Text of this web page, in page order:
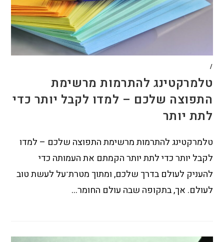
/
טלמרקטינג להתרמות מרשימת
התפוצה שלכם – למדו לקבל יותר כדי
לתת יותר
טלמרקטינג להתרמות מרשימת התפוצה שלכם – למדו
לקבל יותר כדי לתת יותר הקמתם את העמותה כדי
להעניק לעולם בדרך שלכם, ומתוך מטרת־על לעשת טוב
לעולם. אך, בתקופה שבה עולם החומר…